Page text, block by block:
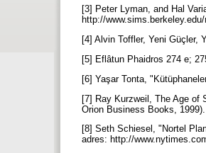
[3] Peter Lyman, and Hal
http://
[4] Alvin Toffler, Yeni Güçler,
[5] Eflâtun Phaidros 274 e;
[6] Yaşar Tonta,
[7] Ray Kurzweil, The Age of
Orion Business Books, 1999).
[8] Seth Schiesel, "Nortel
adres: http://